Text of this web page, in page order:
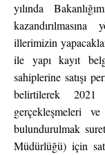
yılında
illerimizin
ile yapı kayıt
sahiplerine satışı
belirtilerek
gerçekleşmeleri
bulundurulmak
Müdürlüğü) için